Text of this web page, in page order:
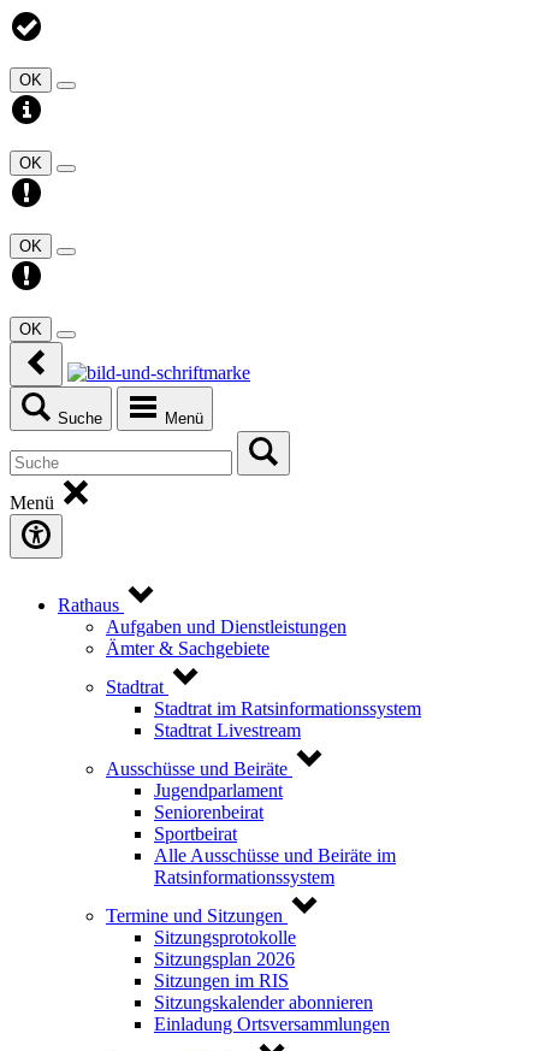
OK
OK
OK
OK
Suche Menü
Menü
Rathaus
Aufgaben und Dienstleistungen
Ämter & Sachgebiete
Stadtrat
Stadtrat im Ratsinformationssystem
Stadtrat Livestream
Ausschüsse und Beiräte
Jugendparlament
Seniorenbeirat
Sportbeirat
Alle Ausschüsse und Beiräte im
Ratsinformationssystem
Termine und Sitzungen
Sitzungsprotokolle
Sitzungsplan 2026
Sitzungen im RIS
Sitzungskalender abonnieren
Einladung Ortsversammlungen